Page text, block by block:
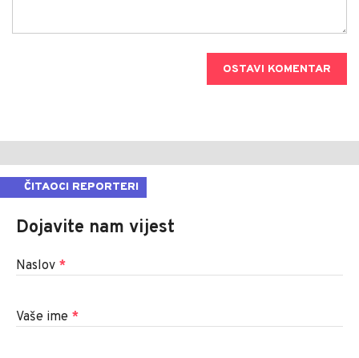
OSTAVI KOMENTAR
ČITAOCI REPORTERI
Dojavite nam vijest
Naslov *
Vaše ime *